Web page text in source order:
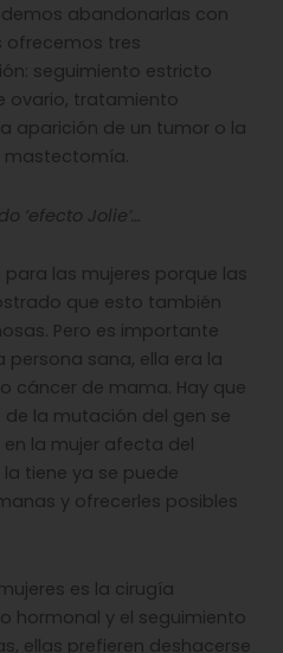
abandonarlas con
ofrecemos tres
seguimiento estricto
ovario, tratamiento
aparición de un tumor o la
mastectomía.
‘efecto Jolie’…
las mujeres porque las
que esto también
Pero es importante
persona sana, ella era la
cáncer de mama. Hay que
la mutación del gen se
la mujer afecta del
tiene ya se puede
y ofrecerles posibles
es la cirugía
hormonal y el seguimiento
ellas prefieren deshacerse